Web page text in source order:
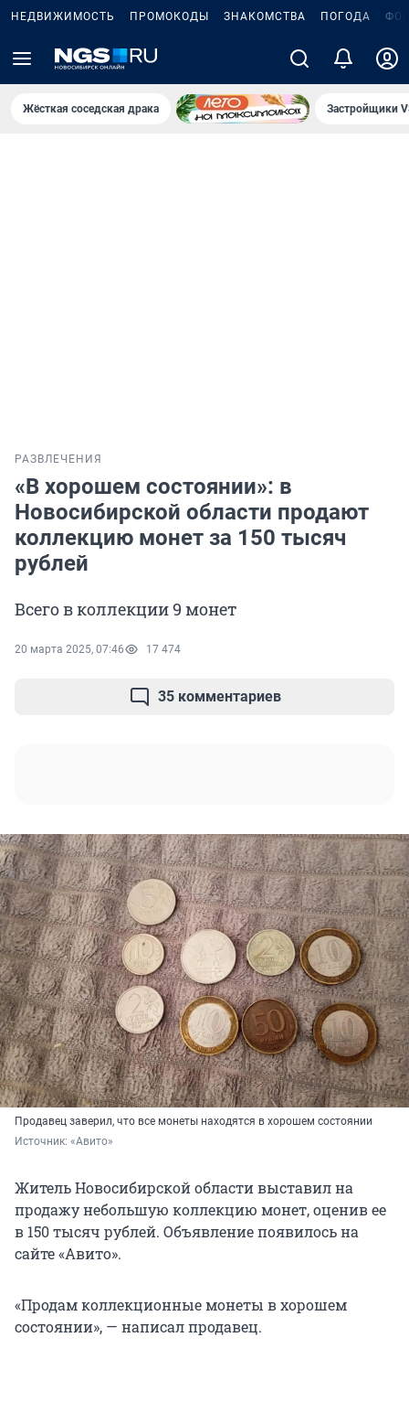
НЕДВИЖИМОСТЬ ПРОМОКОДЫ ЗНАКОМСТВА ПОГОДА
Жёсткая соседская драка Застройщики
РАЗВЛЕЧЕНИЯ
«В хорошем состоянии»: в
Новосибирской области продают
коллекцию монет за 150 тысяч
рублей
Всего в коллекции 9 монет
20 марта 2025, 07:46 17 474
35 комментариев
Продавец заверил, что все монеты находятся в хорошем состоянии
Источник: «Авито»
Житель Новосибирской области выставил на
продажу небольшую коллекцию монет, оценив ее
в 150 тысяч рублей. Объявление появилось на
сайте «Авито».
«Продам коллекционные монеты в хорошем
состоянии», — написал продавец.